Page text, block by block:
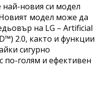
най-новия си модел
модел може да
на LG – Artificial
2.0, както и функции
сигурно
по-голям и ефективен